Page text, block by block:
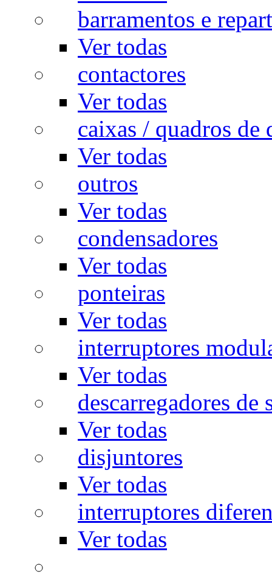
barramentos e
Ver todas
contactores
Ver todas
caixas / quadros de
Ver todas
outros
Ver todas
condensadores
Ver todas
ponteiras
Ver todas
interruptores
Ver todas
descarregadores de
Ver todas
disjuntores
Ver todas
interruptores
Ver todas